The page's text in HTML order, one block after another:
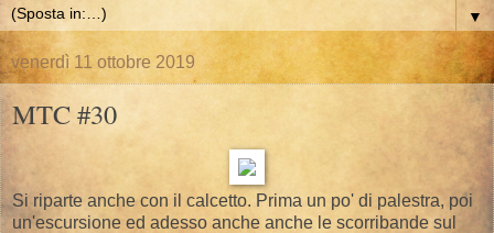
▼
venerdì 11 ottobre 2019
MTC #30
Si riparte anche con il calcetto. Prima un po' di palestra, poi
un'escursione ed adesso anche anche le scorribande sul